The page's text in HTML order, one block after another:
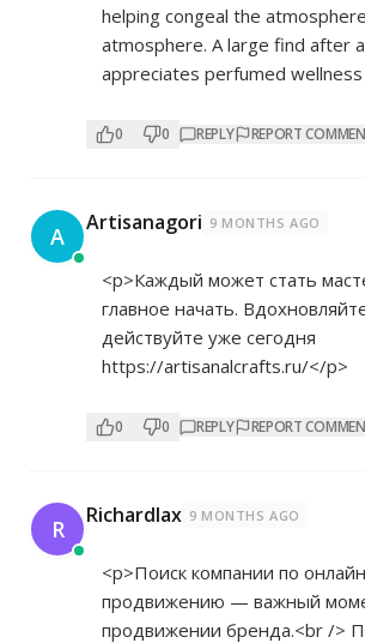
helping congeal the
atmosphere. A large find after
appreciates perfumed
0 0 REPLY REPORT
A Artisanagori 9 MONTHS AGO
<p>Каждый может стать
главное начать.
действуйте уже сегодня
https://artisanalcrafts.ru/</p>
0 0 REPLY REPORT
R Richardlax 9 MONTHS AGO
<p>Поиск компании по
продвижению — важный
продвижении бренда.<br />